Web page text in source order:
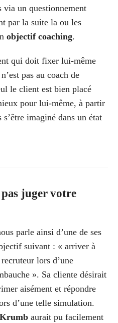
via un questionnement
par la suite la ou les
objectif coaching.
qui doit fixer lui-même
pas au coach de
le client est bien placé
pour lui-même, à partir
s’être imaginé dans un état
juger votre
parle ainsi d’une de ses
suivant : « arriver à
lors d’une
». Sa cliente désirait
aisément et répondre
d’une telle simulation.
aurait pu facilement